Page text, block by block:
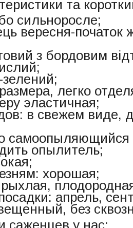
та
сильноросле;
вересня-початок
з бордовим
зелений;
легко
эластичная;
в свежем виде,
самоопыляющийся
опылитель;
хорошая;
апрель,
без